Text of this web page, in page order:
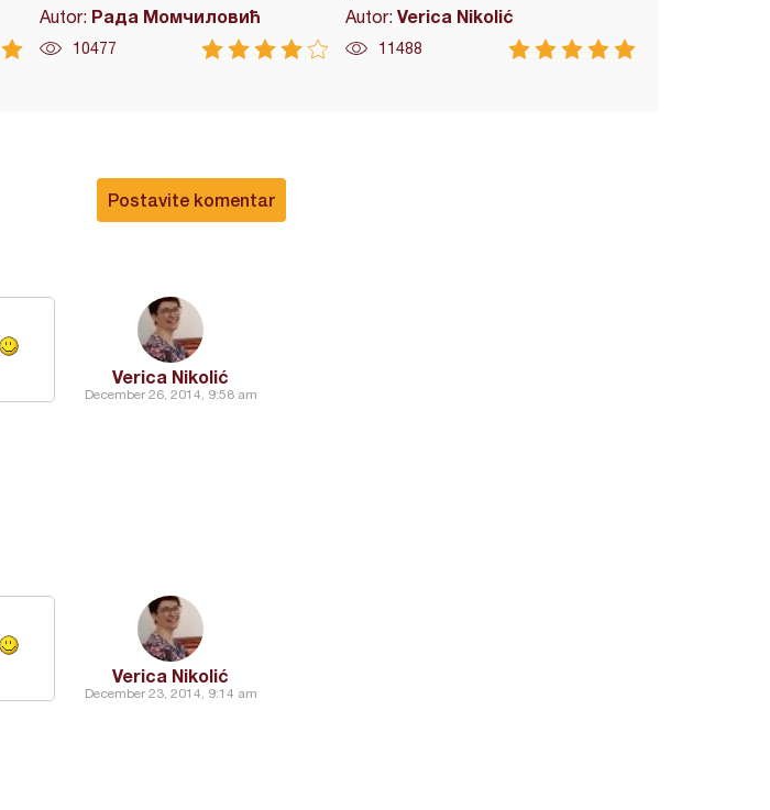
Autor: Рада Момчиловић
10477
Autor:Verica Nikolić
11488
Postavite komentar
Verica Nikolić
December 26, 2014, 9:58 am
Verica Nikolić
December 23, 2014, 9:14 am